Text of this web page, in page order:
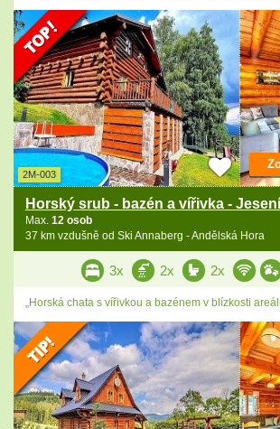
2M-003
Horský srub - bazén a vířivka -
Max. 12 osob
37 km vzdušně od Ski Annaberg - Andělská Hora
3x 2x 2x
„Horská chata s vířivkou a bazénem v blízkosti